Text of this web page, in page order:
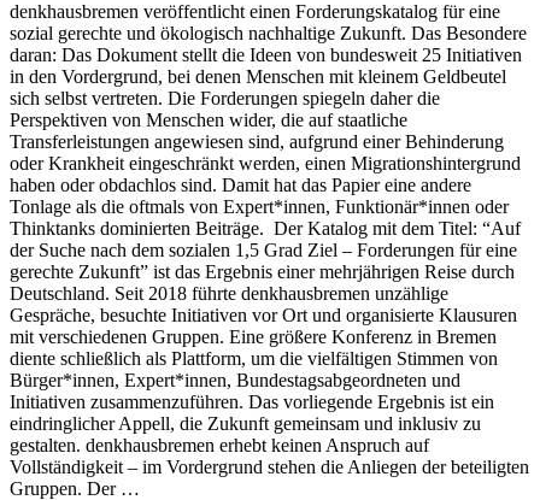
denkhausbremen veröffentlicht einen Forderungskatalog für eine
sozial gerechte und ökologisch nachhaltige Zukunft. Das Besondere
daran: Das Dokument stellt die Ideen von bundesweit 25 Initiativen
in den Vordergrund, bei denen Menschen mit kleinem Geldbeutel
sich selbst vertreten. Die Forderungen spiegeln daher die
Perspektiven von Menschen wider, die auf staatliche
Transferleistungen angewiesen sind, aufgrund einer Behinderung
oder Krankheit eingeschränkt werden, einen Migrationshintergrund
haben oder obdachlos sind. Damit hat das Papier eine andere
Tonlage als die oftmals von Expert*innen, Funktionär*innen oder
Thinktanks dominierten Beiträge. Der Katalog mit dem Titel: “Auf
der Suche nach dem sozialen 1,5 Grad Ziel – Forderungen für eine
gerechte Zukunft” ist das Ergebnis einer mehrjährigen Reise durch
Deutschland. Seit 2018 führte denkhausbremen unzählige
Gespräche, besuchte Initiativen vor Ort und organisierte Klausuren
mit verschiedenen Gruppen. Eine größere Konferenz in Bremen
diente schließlich als Plattform, um die vielfältigen Stimmen von
Bürger*innen, Expert*innen, Bundestagsabgeordneten und
Initiativen zusammenzuführen. Das vorliegende Ergebnis ist ein
eindringlicher Appell, die Zukunft gemeinsam und inklusiv zu
gestalten. denkhausbremen erhebt keinen Anspruch auf
Vollständigkeit – im Vordergrund stehen die Anliegen der beteiligten
Gruppen. Der …